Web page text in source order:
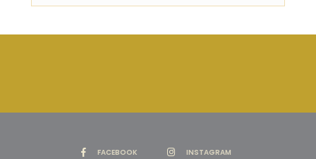
FACEBOOK INSTAGRAM